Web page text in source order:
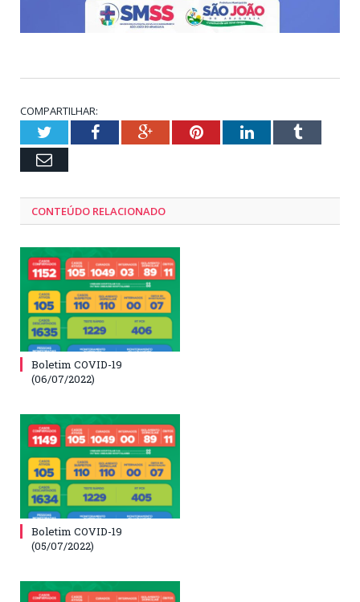
COMPARTILHAR:
TwitterFacebookGoogle+PinterestLinkedInTumblr
Email
CONTEÚDO RELACIONADO
Boletim COVID-19
(06/07/2022)
Boletim COVID-19
(05/07/2022)